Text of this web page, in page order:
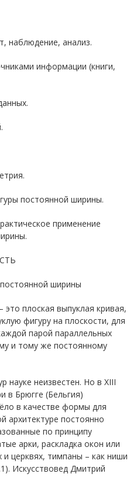
наблюдение, анализ.
информации (книги,
постоянной ширины.
применение
ширины
плоская выпуклая кривая,
фигуру на плоскости, для
парой параллельных
и тому же постоянному
науке неизвестен. Но в XIII
в Брюгге (Бельгия)
в качестве формы для
архитектуре постоянно
по принципу
арки, раскладка окон или
церквях, тимпаны – как ниши
Искусствовед Дмитрий